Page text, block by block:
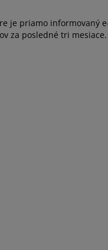
je priamo informovaný
za posledné tri mesiace.